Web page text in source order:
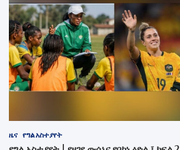
ዜና የግል አስተያየት